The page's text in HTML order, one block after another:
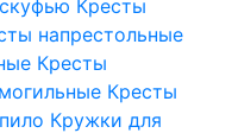
Кресты
напрестольные
Кресты
Кресты
Кружки для